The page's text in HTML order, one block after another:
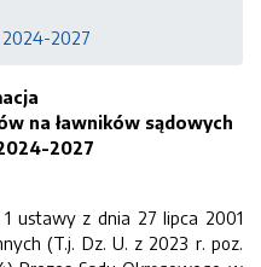
2027
na ławników sądowych
2027
1 ustawy z dnia 27 lipca 2001
(T.j. Dz. U. z 2023 r. poz.